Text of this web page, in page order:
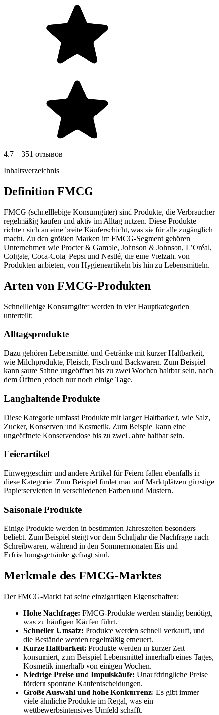
4.7 – 351 отзывов
Inhaltsverzeichnis
Definition FMCG
FMCG (schnelllebige Konsumgüter) sind Produkte, die Verbraucher
regelmäßig kaufen und aktiv im Alltag nutzen. Diese Produkte
richten sich an eine breite Käuferschicht, was sie für alle zugänglich
macht. Zu den größten Marken im FMCG-Segment gehören
Unternehmen wie Procter & Gamble, Johnson & Johnson, L’Oréal,
Colgate, Coca-Cola, Pepsi und Nestlé, die eine Vielzahl von
Produkten anbieten, von Hygieneartikeln bis hin zu Lebensmitteln.
Arten von FMCG-Produkten
Schnelllebige Konsumgüter werden in vier Hauptkategorien
unterteilt:
Alltagsprodukte
Dazu gehören Lebensmittel und Getränke mit kurzer Haltbarkeit,
wie Milchprodukte, Fleisch, Fisch und Backwaren. Zum Beispiel
kann saure Sahne ungeöffnet bis zu zwei Wochen haltbar sein, nach
dem Öffnen jedoch nur noch einige Tage.
Langhaltende Produkte
Diese Kategorie umfasst Produkte mit langer Haltbarkeit, wie Salz,
Zucker, Konserven und Kosmetik. Zum Beispiel kann eine
ungeöffnete Konservendose bis zu zwei Jahre haltbar sein.
Feierartikel
Einweggeschirr und andere Artikel für Feiern fallen ebenfalls in
diese Kategorie. Zum Beispiel findet man auf Marktplätzen günstige
Papierservietten in verschiedenen Farben und Mustern.
Saisonale Produkte
Einige Produkte werden in bestimmten Jahreszeiten besonders
beliebt. Zum Beispiel steigt vor dem Schuljahr die Nachfrage nach
Schreibwaren, während in den Sommermonaten Eis und
Erfrischungsgetränke gefragt sind.
Merkmale des FMCG-Marktes
Der FMCG-Markt hat seine einzigartigen Eigenschaften:
Hohe Nachfrage: FMCG-Produkte werden ständig benötigt,
was zu häufigen Käufen führt.
Schneller Umsatz: Produkte werden schnell verkauft, und
die Bestände werden regelmäßig erneuert.
Kurze Haltbarkeit: Produkte werden in kurzer Zeit
konsumiert, zum Beispiel Lebensmittel innerhalb eines Tages,
Kosmetik innerhalb von einigen Wochen.
Niedrige Preise und Impulskäufe: Unaufdringliche Preise
fördern spontane Kaufentscheidungen.
Große Auswahl und hohe Konkurrenz: Es gibt immer
viele ähnliche Produkte im Regal, was ein
wettbewerbsintensives Umfeld schafft.